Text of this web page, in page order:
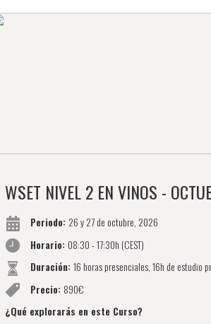
WSET NIVEL 2 EN VINOS -
Periodo: 26 y 27 de octubre, 2026
Horario: 08:30 - 17:30h (CEST)
Duración: 16 horas presenciales, 16h de estudio
Precio: 890€
¿Qué explorarás en este Curso?